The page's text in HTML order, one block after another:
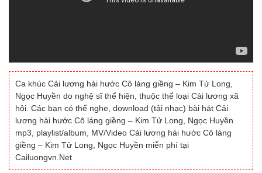
Ca khúc Cải lương hài hước Cô láng giềng – Kim Tử Long,
Ngọc Huyền do nghệ sĩ thể hiện, thuộc thể loại Cải lương xã
hội. Các bạn có thể nghe, download (tải nhạc) bài hát Cải
lương hài hước Cô láng giềng – Kim Tử Long, Ngọc Huyền
mp3, playlist/album, MV/Video Cải lương hài hước Cô láng
giềng – Kim Tử Long, Ngọc Huyền miễn phí tại
Cailuongvn.Net